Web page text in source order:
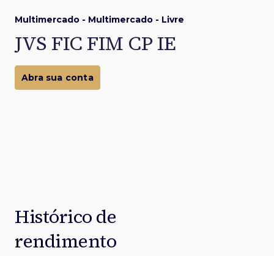
Multimercado - Multimercado - Livre
JVS FIC FIM CP IE
Abra sua conta
Histórico de
rendimento